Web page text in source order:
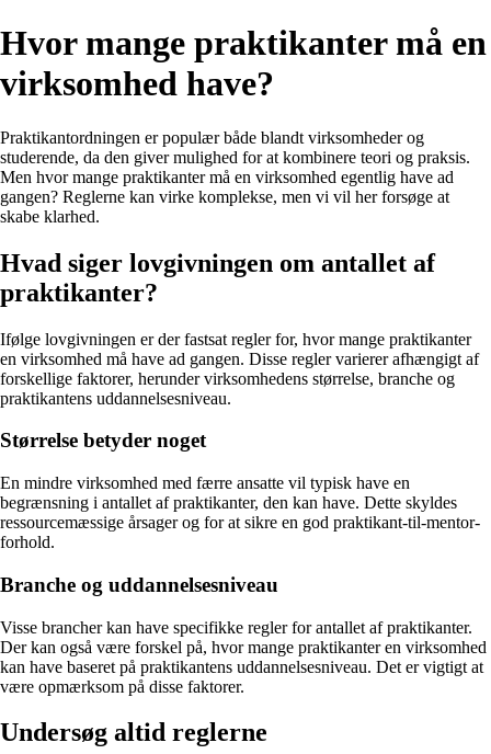
Hvor mange praktikanter må en
virksomhed have?
Praktikantordningen er populær både blandt virksomheder og
studerende, da den giver mulighed for at kombinere teori og praksis.
Men hvor mange praktikanter må en virksomhed egentlig have ad
gangen? Reglerne kan virke komplekse, men vi vil her forsøge at
skabe klarhed.
Hvad siger lovgivningen om antallet af
praktikanter?
Ifølge lovgivningen er der fastsat regler for, hvor mange praktikanter
en virksomhed må have ad gangen. Disse regler varierer afhængigt af
forskellige faktorer, herunder virksomhedens størrelse, branche og
praktikantens uddannelsesniveau.
Størrelse betyder noget
En mindre virksomhed med færre ansatte vil typisk have en
begrænsning i antallet af praktikanter, den kan have. Dette skyldes
ressourcemæssige årsager og for at sikre en god praktikant-til-mentor-
forhold.
Branche og uddannelsesniveau
Visse brancher kan have specifikke regler for antallet af praktikanter.
Der kan også være forskel på, hvor mange praktikanter en virksomhed
kan have baseret på praktikantens uddannelsesniveau. Det er vigtigt at
være opmærksom på disse faktorer.
Undersøg altid reglerne